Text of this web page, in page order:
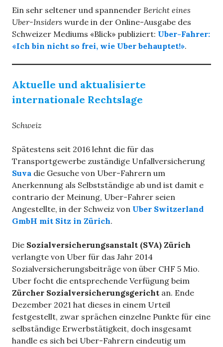
Ein sehr seltener und spannender Bericht eines
Uber-Insiders wurde in der Online-Ausgabe des
Schweizer Mediums «Blick» publiziert: Uber-Fahrer:
«Ich bin nicht so frei, wie Uber behauptet!».
Aktuelle und aktualisierte
internationale Rechtslage
Schweiz
Spätestens seit 2016 lehnt die für das
Transportgewerbe zuständige Unfallversicherung
Suva die Gesuche von Uber-Fahrern um
Anerkennung als Selbstständige ab und ist damit e
contrario der Meinung, Uber-Fahrer seien
Angestellte, in der Schweiz von Uber Switzerland
GmbH mit Sitz in Zürich.
Die Sozialversicherungsanstalt (SVA) Zürich
verlangte von Uber für das Jahr 2014
Sozialversicherungsbeiträge von über CHF 5 Mio.
Uber focht die entsprechende Verfügung beim
Zürcher Sozialversicherungsgericht an. Ende
Dezember 2021 hat dieses in einem Urteil
festgestellt, zwar sprächen einzelne Punkte für eine
selbständige Erwerbstätigkeit, doch insgesamt
handle es sich bei Uber-Fahrern eindeutig um